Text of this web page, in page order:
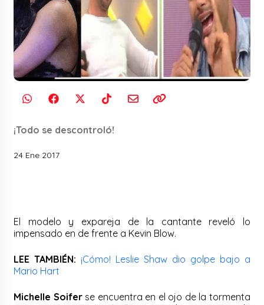
¡Todo se descontroló!
24 Ene 2017
El modelo y expareja de la cantante reveló lo
impensado en de frente a Kevin Blow.
LEE TAMBIÉN: ¡Cómo! Leslie Shaw dio golpe bajo a
Mario Hart
Michelle Soiferse encuentra en el ojo de la tormenta